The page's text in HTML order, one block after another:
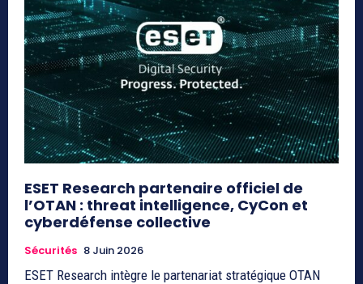
ESET Research partenaire officiel de
l’OTAN : threat intelligence, CyCon et
cyberdéfense collective
Sécurités 8 Juin 2026
ESET Research intègre le partenariat stratégique OTAN